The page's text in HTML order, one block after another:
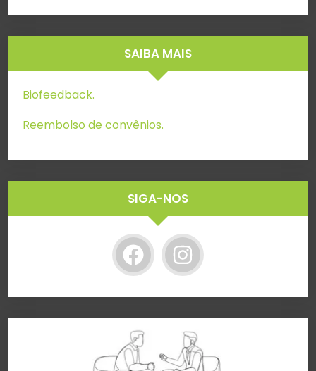
SAIBA MAIS
Biofeedback.
Reembolso de convênios.
SIGA-NOS